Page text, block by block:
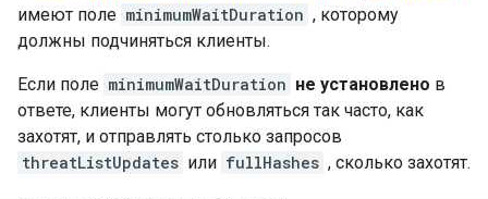
имеют поле minimumWaitDuration , которому
должны подчиняться клиенты.
Если поле minimumWaitDuration не установлено в
ответе, клиенты могут обновляться так часто, как
захотят, и отправлять столько запросов
threatListUpdates или fullHashes , сколько захотят.